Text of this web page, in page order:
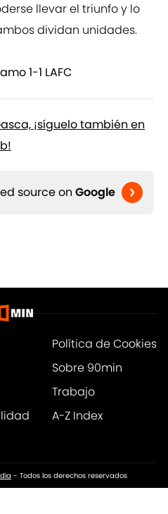
llevar el triunfo y lo
dividan unidades.
1-1 LAFC
¡síguelo también en
source on Google
Política de Cookies
Sobre 90min
Trabajo
A-Z Index
- Todos los derechos reservados